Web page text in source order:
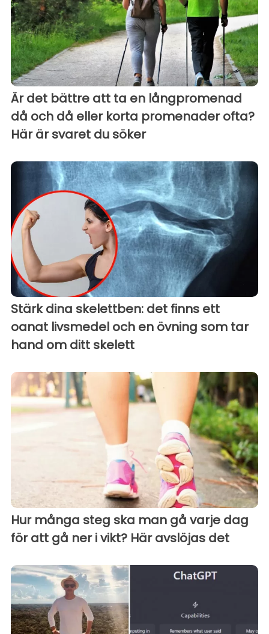
Är det bättre att ta en långpromenad
då och då eller korta promenader ofta?
Här är svaret du söker
Stärk dina skelettben: det finns ett
oanat livsmedel och en övning som tar
hand om ditt skelett
Hur många steg ska man gå varje dag
för att gå ner i vikt? Här avslöjas det